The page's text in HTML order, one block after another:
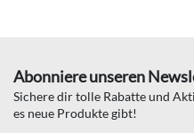
Abonniere unseren
Sichere dir tolle Rabatte und
es neue Produkte gibt!